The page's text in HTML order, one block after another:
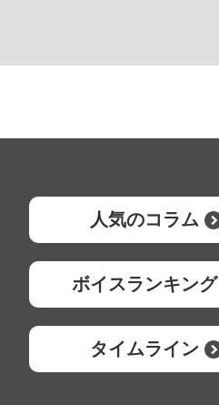
人気のコラム
ボイスランキング
タイムライン